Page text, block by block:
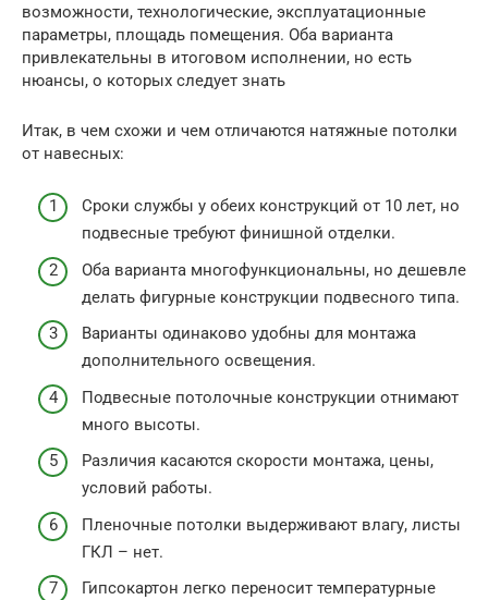
возможности, технологические, эксплуатационные
параметры, площадь помещения. Оба варианта
привлекательны в итоговом исполнении, но есть
нюансы, о которых следует знать
Итак, в чем схожи и чем отличаются натяжные потолки
от навесных:
Сроки службы у обеих конструкций от 10 лет, но
подвесные требуют финишной отделки.
Оба варианта многофункциональны, но дешевле
делать фигурные конструкции подвесного типа.
Варианты одинаково удобны для монтажа
дополнительного освещения.
Подвесные потолочные конструкции отнимают
много высоты.
Различия касаются скорости монтажа, цены,
условий работы.
Пленочные потолки выдерживают влагу, листы
ГКЛ – нет.
Гипсокартон легко переносит температурные